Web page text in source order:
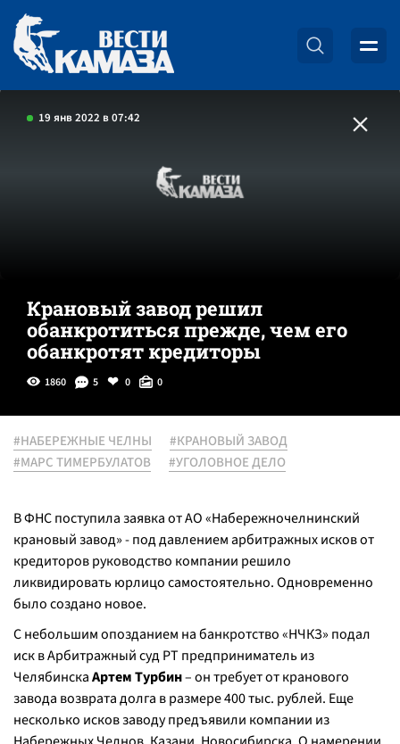
19 янв 2022 в 07:42
Крановый завод решил
обанкротиться прежде, чем его
обанкротят кредиторы
1860 5 0 0
#НАБЕРЕЖНЫЕ ЧЕЛНЫ
#КРАНОВЫЙ ЗАВОД
#МАРС ТИМЕРБУЛАТОВ
#УГОЛОВНОЕ ДЕЛО
В ФНС поступила заявка от АО «Набережночелнинский
крановый завод» - под давлением арбитражных исков от
кредиторов руководство компании решило
ликвидировать юрлицо самостоятельно. Одновременно
было создано новое.
С небольшим опозданием на банкротство «НЧКЗ» подал
иск в Арбитражный суд РТ предприниматель из
ЧелябинскаАртем Турбин– он требует от кранового
завода возврата долга в размере 400 тыс. рублей. Еще
несколько исков заводу предъявили компании из